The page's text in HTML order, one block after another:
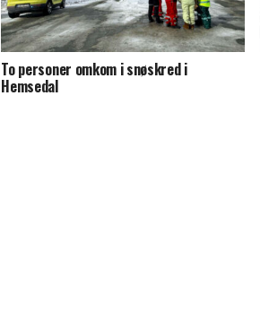
To personer omkom i snøskred i
Hemsedal